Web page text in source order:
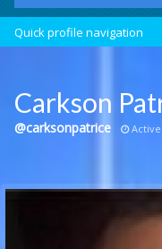
Groups
Communication Point
Quick profile navigation
Carkson
@carksonpatrice Active